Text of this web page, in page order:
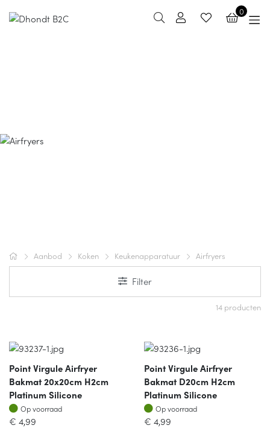
0
Aanbod Koken Keukenapparatuur Airfryers
Filter
14 producten
Point Virgule Airfryer
Bakmat 20x20cm H2cm
Platinum Silicone
Op voorraad
Op voorraad
€ 4,99
Point Virgule Airfryer
Bakmat D20cm H2cm
Platinum Silicone
Op voorraad
Op voorraad
€ 4,99